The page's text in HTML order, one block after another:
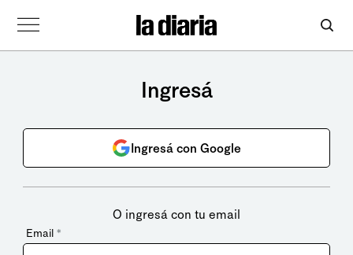
Ingresá
Ingresá con Google
O ingresá con tu email
Email *